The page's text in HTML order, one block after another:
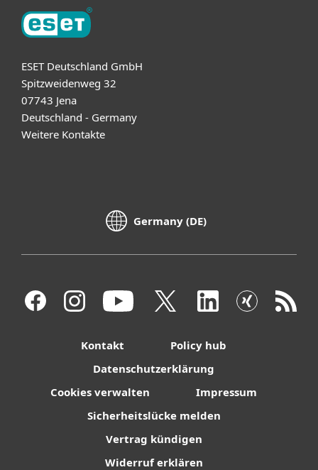
ESET Deutschland GmbH
Spitzweidenweg 32
07743 Jena
Deutschland - Germany
Weitere Kontakte
Germany (DE)
Kontakt
Policy hub
Datenschutzerklärung
Cookies verwalten
Impressum
Sicherheitslücke melden
Vertrag kündigen
Widerruf erklären